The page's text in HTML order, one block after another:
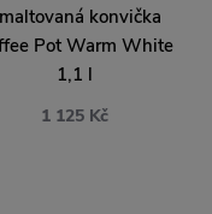
konvička
Pot Warm White
1,1 l
1 125 Kč